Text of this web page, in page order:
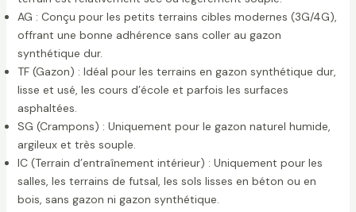
AG : Conçu pour les petits terrains cibles modernes (3G/4G),
offrant une bonne adhérence sans coller au gazon
synthétique dur.
TF (Gazon) : Idéal pour les terrains en gazon synthétique dur,
lisse et usé, les cours d’école et parfois les surfaces
asphaltées.
SG (Crampons) : Uniquement pour le gazon naturel humide,
argileux et très souple.
IC (Terrain d’entraînement intérieur) : Uniquement pour les
salles, les terrains de futsal, les sols lisses en béton ou en
bois, sans gazon ni gazon synthétique.